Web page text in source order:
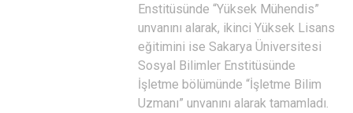
Enstitüsünde “Yüksek Mühendis”
unvanını alarak, ikinci Yüksek Lisans
eğitimini ise Sakarya Üniversitesi
Sosyal Bilimler Enstitüsünde
İşletme bölümünde “İşletme Bilim
Uzmanı” unvanını alarak tamamladı.